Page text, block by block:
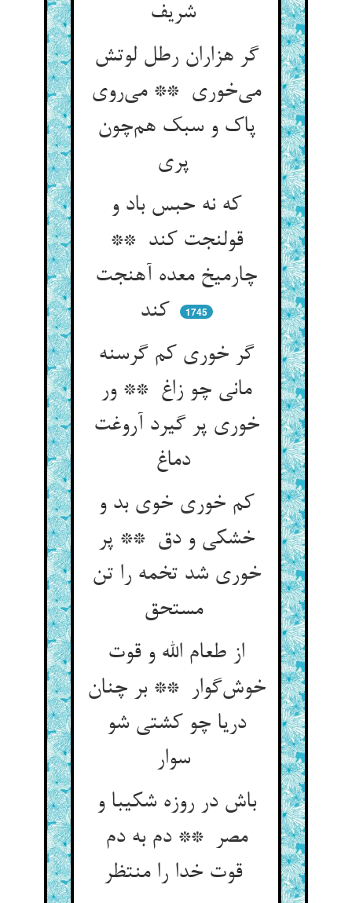
شریف
گر هزاران رطل لوتش
می‌خوری ** می‌روی
پاک و سبک هم‌چون
که نه حبس باد و
قولنجت کند **
چارمیخ معده آهنجت
کند
1745
گر خوری کم گرسنه
مانی چو زاغ ** ور
خوری پر گیرد آروغت
دماغ
کم خوری خوی بد و
خشکی و دق ** پر
خوری شد تخمه را تن
مستحق
از طعام الله و قوت
خوش‌گوار ** بر چنان
دریا چو کشتی شو
سوار
باش در روزه شکیبا و
مصر ** دم به دم
قوت خدا را منتظر